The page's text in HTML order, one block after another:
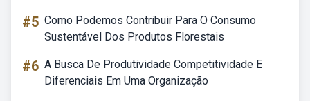
#5 Como Podemos Contribuir Para O Consumo
Sustentável Dos Produtos Florestais
#6 A Busca De Produtividade Competitividade E
Diferenciais Em Uma Organização